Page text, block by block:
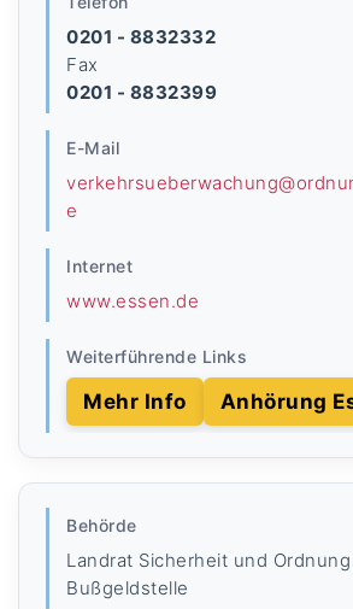
0201 - 8832332
Fax
0201 - 8832399
E-Mail
e
Internet
www.essen.de
Weiterführende Links
Mehr Info Anhörung
Behörde
Landrat Sicherheit und Ordnung
Bußgeldstelle